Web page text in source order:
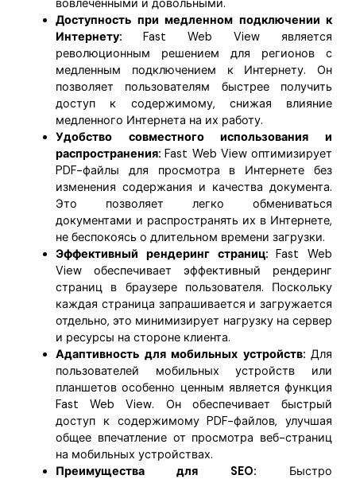
вовлеченными и довольными.
Доступность при медленном подключении к
Интернету: Fast Web View является
революционным решением для регионов с
медленным подключением к Интернету. Он
позволяет пользователям быстрее получить
доступ к содержимому, снижая влияние
медленного Интернета на их работу.
Удобство совместного использования и
распространения:Fast Web View оптимизирует
PDF-файлы для просмотра в Интернете без
изменения содержания и качества документа.
Это позволяет легко обмениваться
документами и распространять их в Интернете,
не беспокоясь о длительном времени загрузки.
Эффективный рендеринг страниц:Fast Web
View обеспечивает эффективный рендеринг
страниц в браузере пользователя. Поскольку
каждая страница запрашивается и загружается
отдельно, это минимизирует нагрузку на сервер
и ресурсы на стороне клиента.
Адаптивность для мобильных устройств: Для
пользователей мобильных устройств или
планшетов особенно ценным является функция
Fast Web View. Он обеспечивает быстрый
доступ к содержимому PDF-файлов, улучшая
общее впечатление от просмотра веб-страниц
на мобильных устройствах.
Преимущества для SEO: Быстро